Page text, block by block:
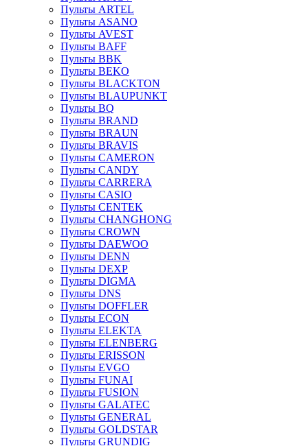
Пульты ARTEL
Пульты ASANO
Пульты AVEST
Пульты BAFF
Пульты BBK
Пульты BEKO
Пульты BLACKTON
Пульты BLAUPUNKT
Пульты BQ
Пульты BRAND
Пульты BRAUN
Пульты BRAVIS
Пульты CAMERON
Пульты CANDY
Пульты CARRERA
Пульты CASIO
Пульты CENTEK
Пульты CHANGHONG
Пульты CROWN
Пульты DAEWOO
Пульты DENN
Пульты DEXP
Пульты DIGMA
Пульты DNS
Пульты DOFFLER
Пульты ECON
Пульты ELEKTA
Пульты ELENBERG
Пульты ERISSON
Пульты EVGO
Пульты FUNAI
Пульты FUSION
Пульты GALATEC
Пульты GENERAL
Пульты GOLDSTAR
Пульты GRUNDIG